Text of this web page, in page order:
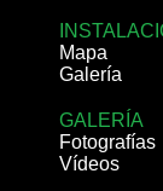
Mapa
Galería
GALERÍA
Fotografías
Vídeos